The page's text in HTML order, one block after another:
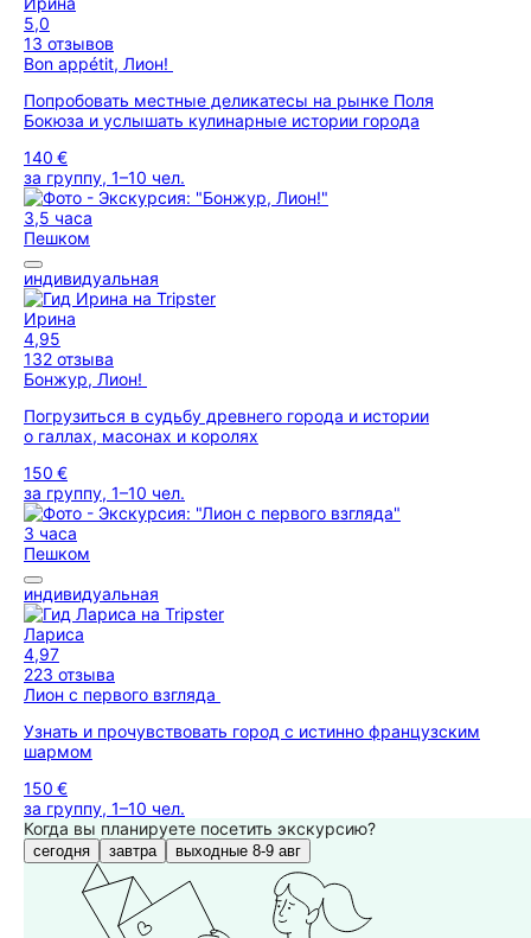
5,0
13 отзывов
Вon appétit, Лион!
Попробовать местные деликатесы на рынке Поля
Бокюза и услышать кулинарные истории города
140 €
за группу, 1–10 чел.
3,5 часа
Пешком
индивидуальная
Ирина
4,95
132 отзыва
Бонжур, Лион!
Погрузиться в судьбу древнего города и истории
о галлах, масонах и королях
150 €
за группу, 1–10 чел.
3 часа
Пешком
индивидуальная
Лариса
4,97
223 отзыва
Лион с первого взгляда
Узнать и прочувствовать город с истинно французским
шармом
150 €
за группу, 1–10 чел.
Когда вы планируете посетить экскурсию?
сегодня завтра выходные 8-9 авг